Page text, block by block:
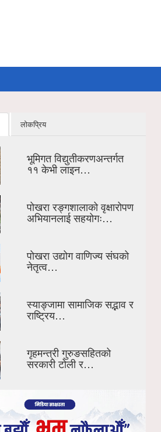
लोकप्रिय
भूमिगत विद्युतीकरणअन्तर्गत
११ केभी लाइन…
पोखरा रङ्गशालाको वृक्षारोपण
अभियानलाई सहयोगः…
पोखरा उद्योग वाणिज्य संघको
नेतृत्व…
स्याङ्जामा सामाजिक सद्भाव र
राष्ट्रिय…
गृहमन्त्री गुरुङसहितको
सरकारी टोली र…